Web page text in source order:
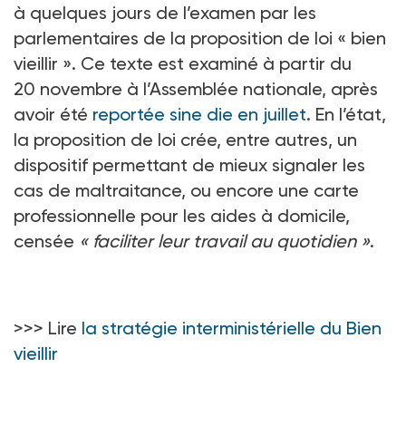
à quelques jours de l’examen par les
parlementaires de la proposition de loi « bien
vieillir ». Ce texte est examiné à partir du
20 novembre à l’Assemblée nationale, après
avoir été reportée sine die en juillet. En l’état,
la proposition de loi crée, entre autres, un
dispositif permettant de mieux signaler les
cas de maltraitance, ou encore une carte
professionnelle pour les aides à domicile,
censée « faciliter leur travail au quotidien ».
>>> Lire la stratégie interministérielle du Bien
vieillir